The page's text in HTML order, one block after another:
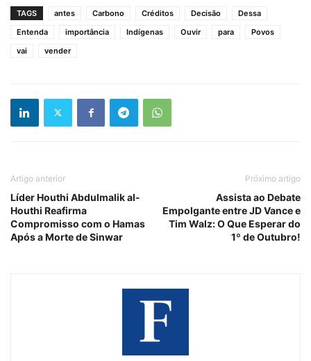
TAGS antes Carbono Créditos Decisão
Dessa
Entenda
importância Indígenas Ouvir para
Povos
vai
vender
Artigo anterior
Líder Houthi Abdulmalik al-
Houthi Reafirma
Compromisso com o Hamas
Após a Morte de Sinwar
Próximo artigo
Assista ao Debate
Empolgante entre JD Vance e
Tim Walz: O Que Esperar do
1º de Outubro!